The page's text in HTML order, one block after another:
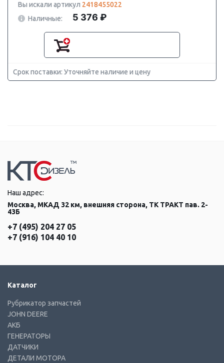
Вы искали артикул 2418455022
Наличные:
5 376 ₽
Срок поставки: Уточняйте наличие и цену
Наш адрес:
Москва, МКАД 32 км, внешняя сторона, ТК ТРАКТ пав. 2-
43Б
+7 (495) 204 27 05
+7 (916) 104 40 10
Каталог
Рубрикатор запчастей
JOHN DEERE
АКБ
ГЕНЕРАТОРЫ
ДАТЧИКИ
ДЕТАЛИ МОТОРА